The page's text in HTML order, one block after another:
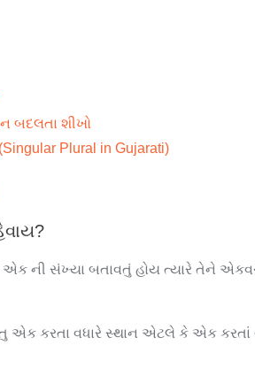
બદલતા શીખો
Plural in Gujarati)
ની સંખ્યા બતાવતું હોય ત્યારે તેને
એક કરતા વધારે સ્થાન એટલે કે એક કરતાં